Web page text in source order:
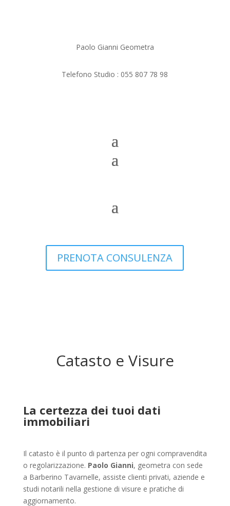
Paolo Gianni Geometra
Telefono Studio : 055 807 78 98
PRENOTA CONSULENZA
Catasto e Visure
La certezza dei tuoi dati
immobiliari
Il catasto è il punto di partenza per ogni compravendita
o regolarizzazione. Paolo Gianni, geometra con sede
a Barberino Tavarnelle, assiste clienti privati, aziende e
studi notarili nella gestione di visure e pratiche di
aggiornamento.